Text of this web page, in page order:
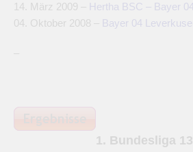
14. März 2009 – Hertha BSC – Bayer
04. Oktober 2008 – Bayer 04
–
1. Bundesliga